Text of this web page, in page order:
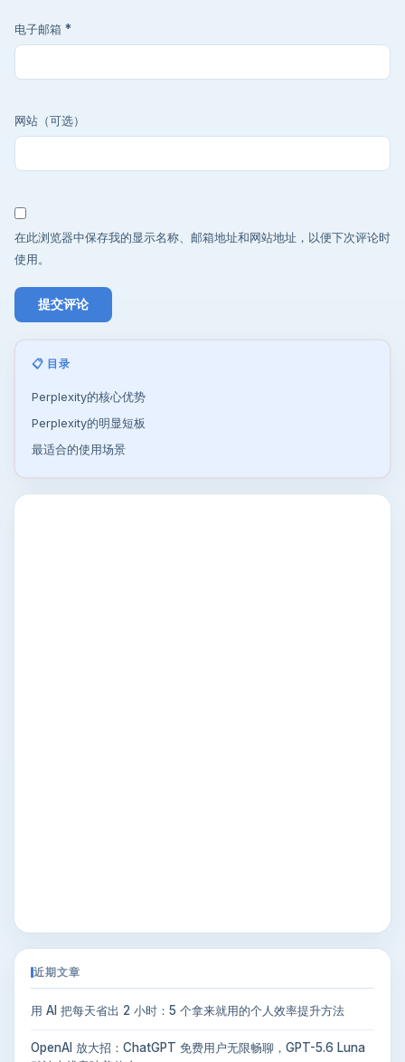
电子邮箱 *
网站（可选）
在此浏览器中保存我的显示名称、邮箱地址和网站地址，以便下次评论时
使用。
📋 目录
Perplexity的核心优势
Perplexity的明显短板
最适合的使用场景
近期文章
用 AI 把每天省出 2 小时：5 个拿来就用的个人效率提升方法
OpenAI 放大招：ChatGPT 免费用户无限畅聊，GPT-5.6 Luna